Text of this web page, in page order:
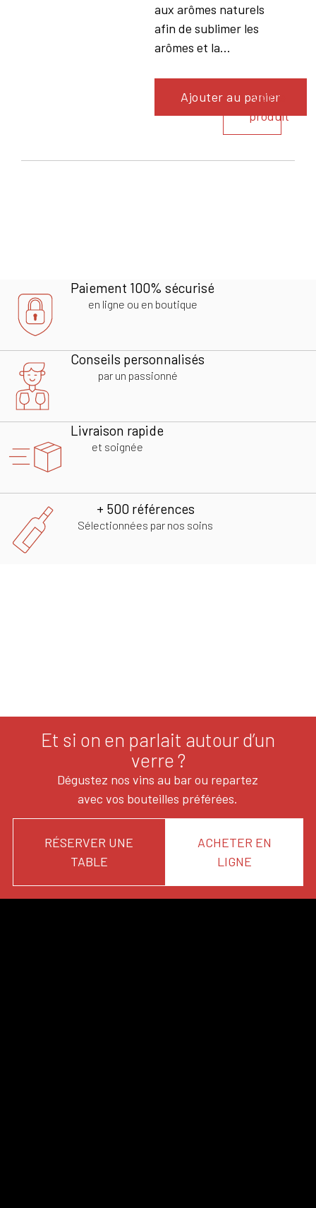
aux arômes naturels
afin de sublimer les
arômes et la...
Ajouter au panier
Voir le
produit
Paiement 100% sécurisé
en ligne ou en boutique
Conseils personnalisés
par un passionné
Livraison rapide
et soignée
+ 500 références
Sélectionnées par nos soins
Et si on en parlait autour d’un
verre ?
Dégustez nos vins au bar ou repartez
avec vos bouteilles préférées.
RÉSERVER UNE
TABLE
ACHETER EN
LIGNE